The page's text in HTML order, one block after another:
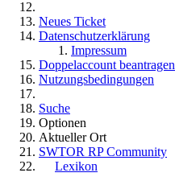
Neues Ticket
Datenschutzerklärung
Impressum
Doppelaccount beantragen
Nutzungsbedingungen
Suche
Optionen
Aktueller Ort
SWTOR RP Community
Lexikon